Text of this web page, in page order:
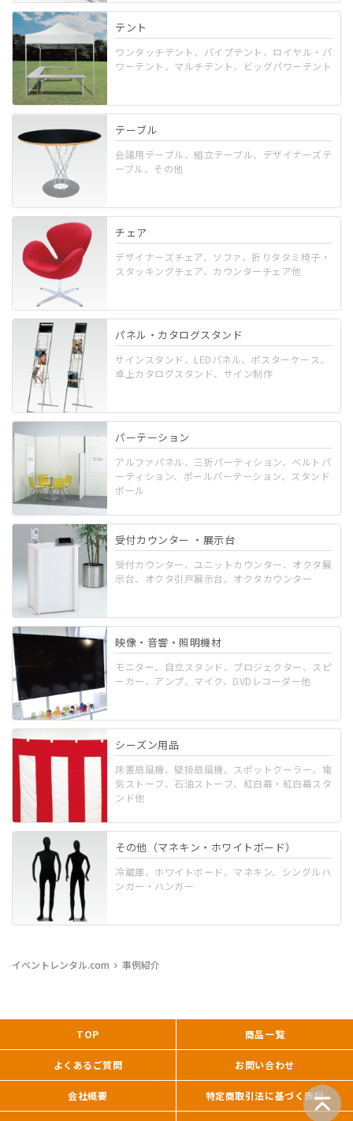
テント
ワンタッチテント、パイプテント、ロイヤル・パ
ワーテント、マルチテント、ビッグパワーテント
テーブル
会議用テーブル、組立テーブル、デザイナーズテ
ーブル、その他
チェア
デザイナーズチェア、ソファ、折りタタミ椅子・
スタッキングチェア、カウンターチェア他
パネル・カタログスタンド
サインスタンド、LEDパネル、ポスターケース、
卓上カタログスタンド、サイン制作
パーテーション
アルファパネル、三折パーティション、ベルトパ
ーティション、ポールパーテーション、スタンド
ポール
受付カウンター ・展示台
受付カウンター、ユニットカウンター、オクタ展
示台、オクタ引戸展示台、オクタカウンター
映像・音響・照明機材
モニター、自立スタンド、プロジェクター、スピ
ーカー、アンプ、マイク、DVDレコーダー他
シーズン用品
床置扇風機、壁掛扇風機、スポットクーラー、電
気ストーブ、石油ストーブ、紅白幕・紅白幕スタ
ンド他
その他（マネキン・ホワイトボード）
冷蔵庫、ホワイトボード、マネキン、シングルハ
ンガー・ハンガー
イベントレンタル.com 事例紹介
TOP 商品一覧
よくあるご質問 お問い合わせ
会社概要 特定商取引法に基づく表記